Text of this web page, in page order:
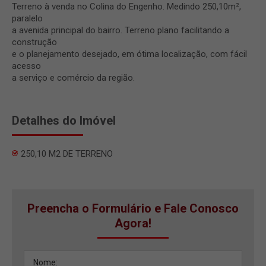
Terreno à venda no Colina do Engenho. Medindo 250,10m²,
paralelo
a avenida principal do bairro. Terreno plano facilitando a
construção
e o planejamento desejado, em ótima localização, com fácil
acesso
a serviço e comércio da região.
Detalhes do Imóvel
250,10 M2 DE TERRENO
Preencha o Formulário e Fale Conosco
Agora!